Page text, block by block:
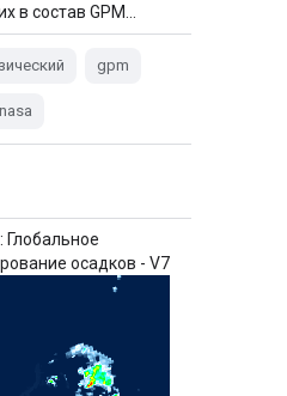
в состав GPM…
gpm
nasa
Глобальное
осадков - V7